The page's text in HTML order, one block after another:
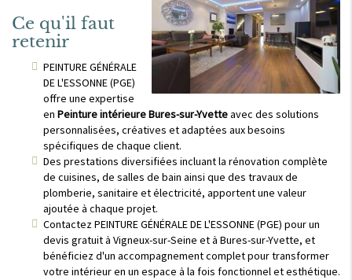
Ce qu'il faut
retenir
PEINTURE GÉNÉRALE
DE L'ESSONNE (PGE)
offre une expertise
en Peinture intérieure Bures-sur-Yvetteavec des solutions
personnalisées, créatives et adaptées aux besoins
spécifiques de chaque client.
Des prestations diversifiées incluant la rénovation complète
de cuisines, de salles de bain ainsi que des travaux de
plomberie, sanitaire et électricité, apportent une valeur
ajoutée à chaque projet.
Contactez PEINTURE GÉNÉRALE DE L'ESSONNE (PGE) pour un
devis gratuit à Vigneux-sur-Seine et à Bures-sur-Yvette, et
bénéficiez d'un accompagnement complet pour transformer
votre intérieur en un espace à la fois fonctionnel et esthétique.